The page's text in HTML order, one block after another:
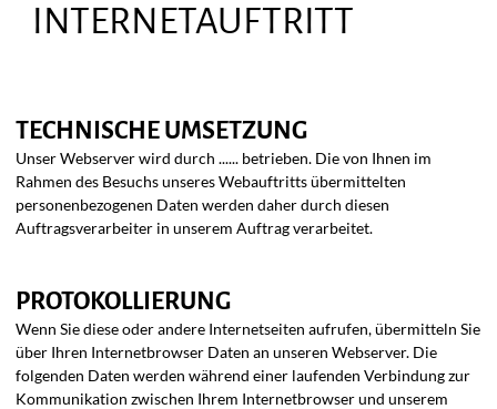
INTERNETAUFTRITT
TECHNISCHE UMSETZUNG
Unser Webserver wird durch ...... betrieben. Die von Ihnen im
Rahmen des Besuchs unseres Webauftritts übermittelten
personenbezogenen Daten werden daher durch diesen
Auftragsverarbeiter in unserem Auftrag verarbeitet.
PROTOKOLLIERUNG
Wenn Sie diese oder andere Internetseiten aufrufen, übermitteln Sie
über Ihren Internetbrowser Daten an unseren Webserver. Die
folgenden Daten werden während einer laufenden Verbindung zur
Kommunikation zwischen Ihrem Internetbrowser und unserem